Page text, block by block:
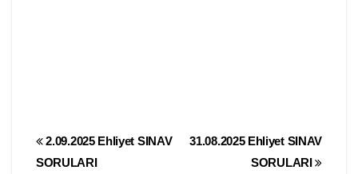
Yazı
31.08.2025 Ehliyet SINAV
SORULARI
2.09.2025 Ehliyet SINAV
SORULARI